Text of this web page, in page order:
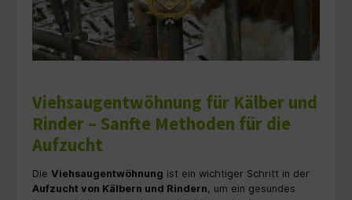
Viehsaugentwöhnung für Kälber und
Rinder – Sanfte Methoden für die
Aufzucht
Die Viehsaugentwöhnung ist ein wichtiger Schritt in der
Aufzucht von Kälbern und Rindern, um ein gesundes